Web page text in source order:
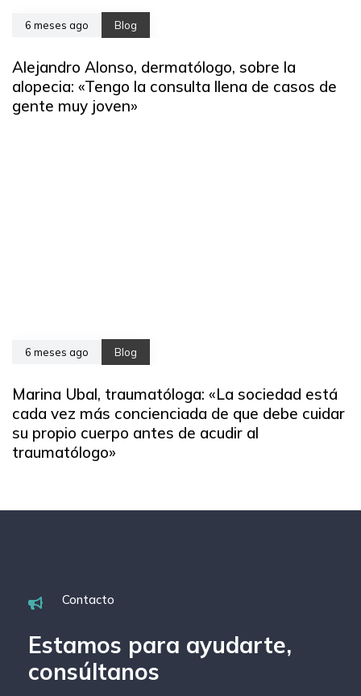
6 meses ago Blog
Alejandro Alonso, dermatólogo, sobre la
alopecia: «Tengo la consulta llena de casos de
gente muy joven»
6 meses ago Blog
Marina Ubal, traumatóloga: «La sociedad está
cada vez más concienciada de que debe cuidar
su propio cuerpo antes de acudir al
traumatólogo»
Contacto
Estamos para ayudarte,
consúltanos